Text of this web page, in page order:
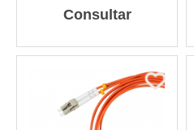
Consultar